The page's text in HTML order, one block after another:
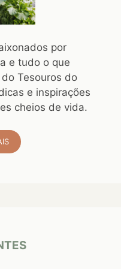
por
e tudo o que
Tesouros do
e inspirações
cheios de vida.